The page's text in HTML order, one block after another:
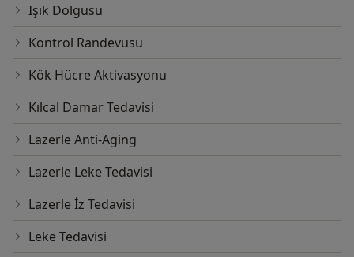
Işık Dolgusu
Kontrol Randevusu
Kök Hücre Aktivasyonu
Kılcal Damar Tedavisi
Lazerle Anti-Aging
Lazerle Leke Tedavisi
Lazerle İz Tedavisi
Leke Tedavisi